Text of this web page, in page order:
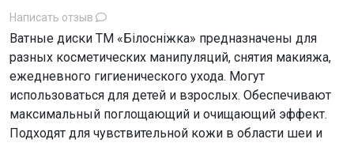
Написать отзыв
Ватные диски ТМ «Білосніжка» предназначены для
разных косметических манипуляций, снятия макияжа,
ежедневного гигиенического ухода. Могут
использоваться для детей и взрослых. Обеспечивают
максимальный поглощающий и очищающий эффект.
Подходят для чувствительной кожи в области шеи и